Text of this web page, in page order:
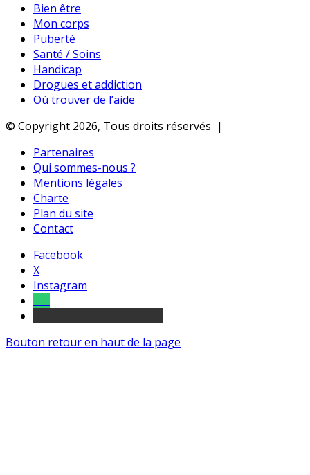
Bien être
Mon corps
Puberté
Santé / Soins
Handicap
Drogues et addiction
Où trouver de l’aide
© Copyright 2026, Tous droits réservés |
Partenaires
Qui sommes-nous ?
Mentions légales
Charte
Plan du site
Contact
Facebook
X
Instagram
Bouton retour en haut de la page